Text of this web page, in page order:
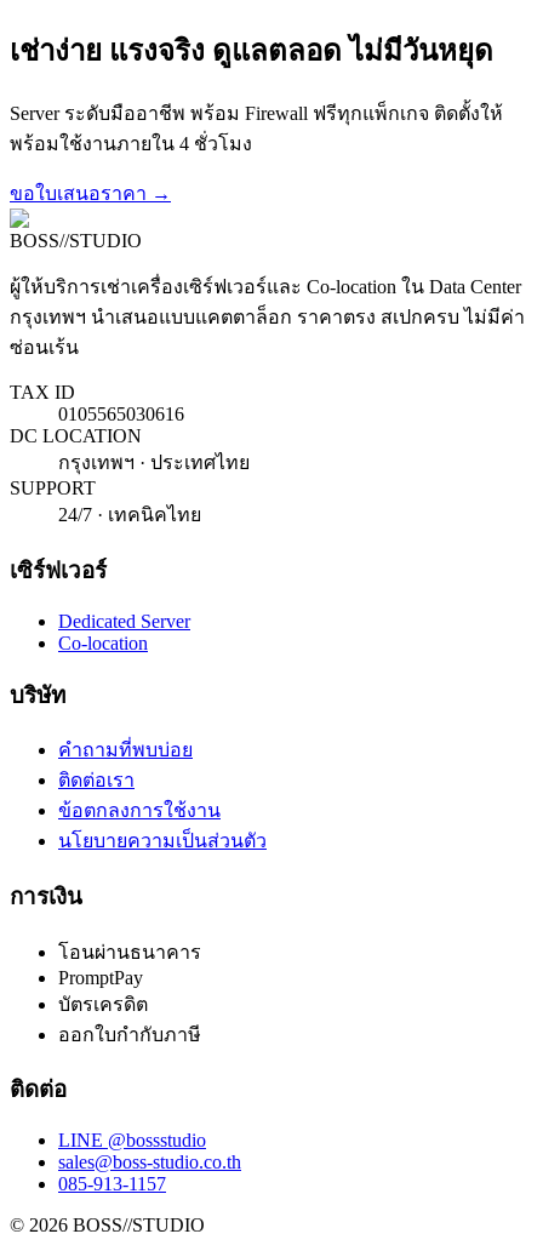
เช่าง่าย แรงจริง ดูแลตลอด ไม่มีวันหยุด
Server ระดับมืออาชีพ พร้อม Firewall ฟรีทุกแพ็กเกจ ติดตั้งให้
พร้อมใช้งานภายใน 4 ชั่วโมง
ขอใบเสนอราคา →
BOSS//STUDIO
ผู้ให้บริการเช่าเครื่องเซิร์ฟเวอร์และ Co-location ใน Data Center
กรุงเทพฯ นำเสนอแบบแคตตาล็อก ราคาตรง สเปกครบ ไม่มีค่า
ซ่อนเร้น
TAX ID
0105565030616
DC LOCATION
กรุงเทพฯ · ประเทศไทย
SUPPORT
24/7 · เทคนิคไทย
เซิร์ฟเวอร์
Dedicated Server
Co-location
บริษัท
คำถามที่พบบ่อย
ติดต่อเรา
ข้อตกลงการใช้งาน
นโยบายความเป็นส่วนตัว
การเงิน
โอนผ่านธนาคาร
PromptPay
บัตรเครดิต
ออกใบกำกับภาษี
ติดต่อ
LINE @bossstudio
sales@boss-studio.co.th
085-913-1157
© 2026 BOSS//STUDIO